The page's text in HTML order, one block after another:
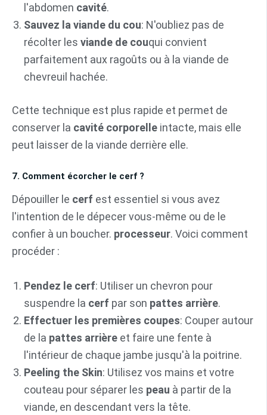
l'abdomen cavité.
Sauvez la viande du cou: N'oubliez pas de
récolter les viande de couqui convient
parfaitement aux ragoûts ou à la viande de
chevreuil hachée.
Cette technique est plus rapide et permet de
conserver la cavité corporelle intacte, mais elle
peut laisser de la viande derrière elle.
7. Comment écorcher le cerf ?
Dépouiller le cerf est essentiel si vous avez
l'intention de le dépecer vous-même ou de le
confier à un boucher. processeur. Voici comment
procéder :
Pendez le cerf: Utiliser un chevron pour
suspendre la cerf par son pattes arrière.
Effectuer les premières coupes: Couper autour
de la pattes arrière et faire une fente à
l'intérieur de chaque jambe jusqu'à la poitrine.
Peeling the Skin: Utilisez vos mains et votre
couteau pour séparer les peau à partir de la
viande, en descendant vers la tête.